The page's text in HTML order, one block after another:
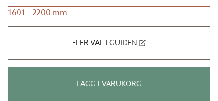
1601 - 2200 mm
FLER VAL I GUIDEN
LÄGG I VARUKORG